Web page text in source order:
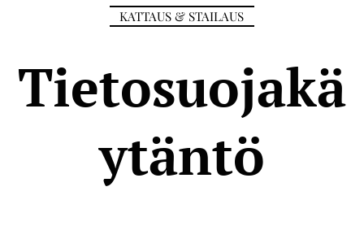
KATTAUS & STAILAUS
Tietosuojakä
ytäntö